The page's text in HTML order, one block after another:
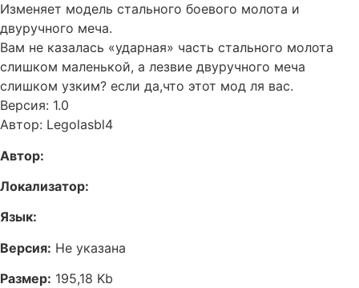
Изменяет модель стального боевого молота и
двуручного меча.
Вам не казалась «ударная» часть стального молота
слишком маленькой, а лезвие двуручного меча
слишком узким? если да,что этот мод ля вас.
Версия: 1.0
Автор: Legolasbl4
Автор:
Локализатор:
Язык:
Версия: Не указана
Размер: 195,18 Kb